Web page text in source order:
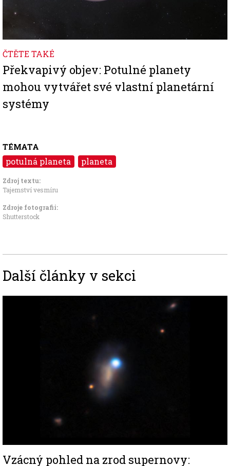
ČTĚTE TAKÉ
Překvapivý objev: Potulné planety
mohou vytvářet své vlastní planetární
systémy
TÉMATA
potulná planeta planeta
Zdroj textu:
Tajemství vesmíru
Zdroje fotografii:
Shutterstock
Další články v sekci
Vzácný pohled na zrod supernovy: